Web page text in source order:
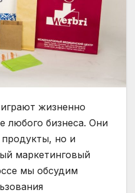
жизненно
любого бизнеса. Они
но и
маркетинговый
мы обсудим